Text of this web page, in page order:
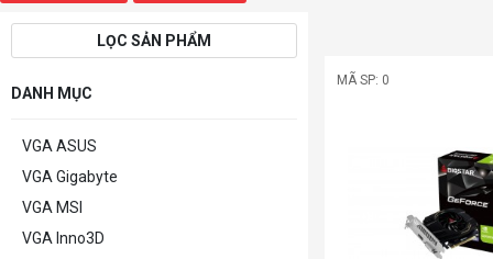
LỌC SẢN PHẨM
DANH MỤC
VGA ASUS
VGA Gigabyte
VGA MSI
VGA Inno3D
MÃ SP: 0